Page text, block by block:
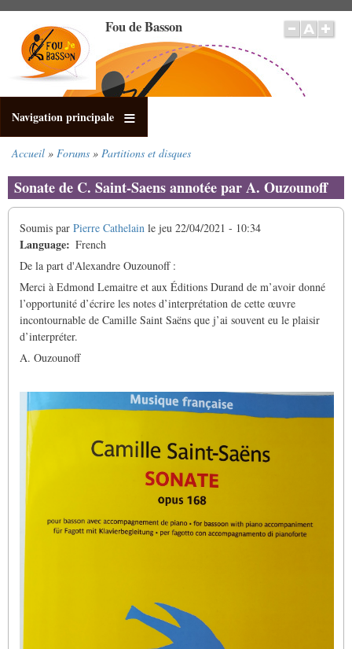
contenu
principal
Fou de Basson
Navigation principale
d'Ariane
Accueil Forums Partitions et disques
Sonate de C. Saint-Saens annotée par A. Ouzounoff
Soumis par Pierre Cathelain le jeu 22/04/2021 - 10:34
Language
French
De la part d'Alexandre Ouzounoff :
Merci à Edmond Lemaitre et aux Éditions Durand de m’avoir donné
l’opportunité d’écrire les notes d’interprétation de cette œuvre
incontournable de Camille Saint Saëns que j’ai souvent eu le plaisir
d’interpréter.
A. Ouzounoff